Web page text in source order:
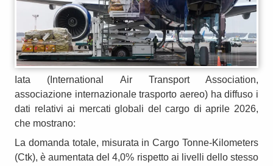
Iata (International Air Transport Association,
associazione internazionale trasporto aereo) ha diffuso i
dati relativi ai mercati globali del cargo di aprile 2026,
che mostrano:
La domanda totale, misurata in Cargo Tonne-Kilometers
(Ctk), è aumentata del 4,0% rispetto ai livelli dello stesso